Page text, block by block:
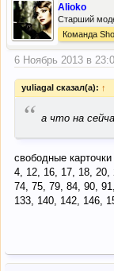
Alioko
Старший
Команда
6 Ноябрь 2013 в
yuliagal сказал(а): ↑
“ а что на
свободные
4, 12, 16, 17, 18, 20,
74, 75, 79, 84, 90,
133, 140, 142, 146,